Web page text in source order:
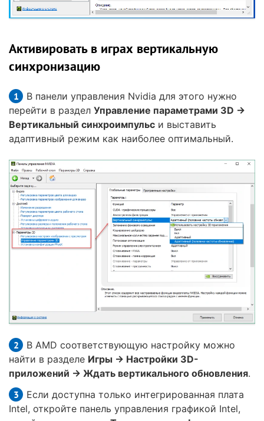
Активировать в играх вертикальную
синхронизацию
В панели управления Nvidia для этого нужно
перейти в раздел Управление параметрами 3D →
Вертикальный синхроимпульс и выставить
адаптивный режим как наиболее оптимальный.
В AMD соответствующую настройку можно
найти в разделе Игры → Настройки 3D-
приложений → Ждать вертикального обновления.
Если доступна только интегрированная плата
Intel, откройте панель управления графикой Intel,